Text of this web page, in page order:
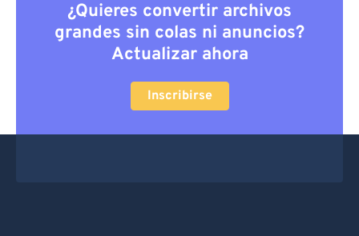
¿Quieres convertir archivos
grandes sin colas ni anuncios?
Actualizar ahora
Inscribirse